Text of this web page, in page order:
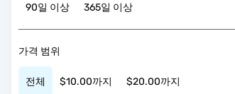
90일 이상 365일 이상
가격 범위
전체 $10.00까지 $20.00까지